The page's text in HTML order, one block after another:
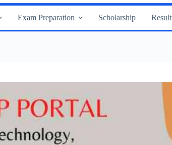
Exam Preparation Scholarship Result